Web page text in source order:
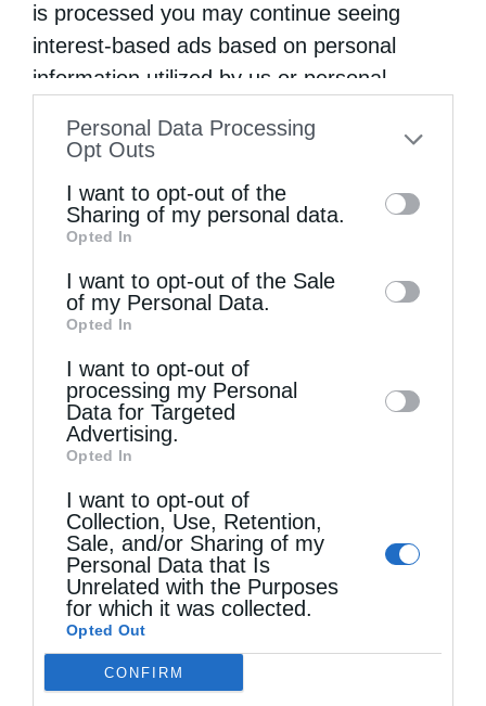
is processed you may continue seeing
interest-based ads based on personal
information utilized by us or personal
to your opt-out. You may separately opt-out
information by third parties on the IAB’s list
of downstream participants. This
information may also be disclosed by us to
third parties on theIAB’s List of
Downstream Participants
disclose it to other third parties.
Personal Data Processing
Opt Outs
I want to opt-out of the
Sharing of my personal data.
Opted In
I want to opt-out of the Sale
of my Personal Data.
Opted In
I want to opt-out of
processing my Personal
Data for Targeted
Advertising.
Opted In
I want to opt-out of
Collection, Use, Retention,
Sale, and/or Sharing of my
Personal Data that Is
Unrelated with the Purposes
for which it was collected.
Opted Out
CONFIRM
Τελευταία άρθρα
Ο Οικουμενικός Πατριάρχης στο πανηγυρίζον
Μετόχι του Αγίου Παντελεήμονος στον Γαλατά
Δημητριάδος Ιγνάτιος: «Να φτάσουμε
προετοιμασμένοι στο Πάσχα του καλοκαιριού»
Ετήσιο Μνημόσυνο του Αοιδίμου Μητροπολίτου
Κορίνθου κυρού Διονυσίου Δ΄ (ΦΩΤΟ)